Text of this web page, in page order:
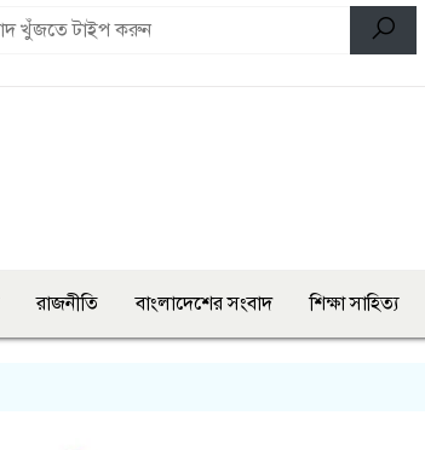
রাজনীতি বাংলাদেশের সংবাদ শিক্ষা সাহিত্য